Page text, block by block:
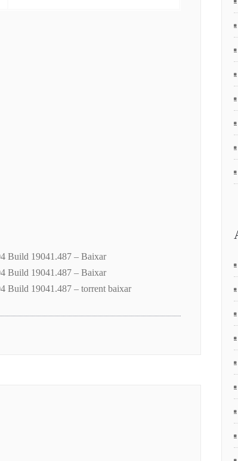
Build 19041.487 – Baixar
Build 19041.487 – Baixar
Build 19041.487 – torrent baixar